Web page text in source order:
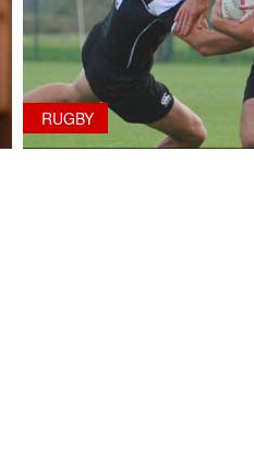
RUGBY